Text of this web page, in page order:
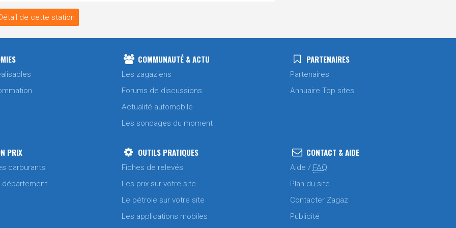
de cette station
COMMUNAUTÉ & ACTU
Les zagaziens
Forums de discussions
Actualité automobile
Les sondages du moment
PARTENAIRES
Partenaires
Annuaire Top sites
PRIX
carburants
département
OUTILS PRATIQUES
Fiches de relevés
Les prix sur votre site
Le pétrole sur votre site
Les applications mobiles
CONTACT & AIDE
Aide / FAQ
Plan du site
Contacter Zagaz
Publicité